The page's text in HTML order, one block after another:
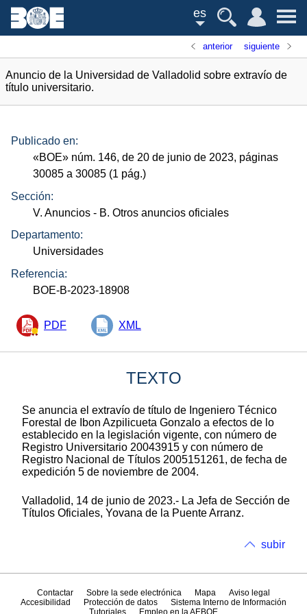
es
anterior siguiente
Anuncio de la Universidad de Valladolid sobre extravío de
título universitario.
Publicado en:
«BOE» núm. 146, de 20 de junio de 2023, páginas
30085 a 30085 (1 pág.)
Sección:
V. Anuncios - B. Otros anuncios oficiales
Departamento:
Universidades
Referencia:
BOE-B-2023-18908
PDF XML
TEXTO
Se anuncia el extravío de título de Ingeniero Técnico
Forestal de Ibon Azpilicueta Gonzalo a efectos de lo
establecido en la legislación vigente, con número de
Registro Universitario 20043915 y con número de
Registro Nacional de Títulos 2005151261, de fecha de
expedición 5 de noviembre de 2004.
Valladolid, 14 de junio de 2023.- La Jefa de Sección de
Títulos Oficiales, Yovana de la Puente Arranz.
subir
Contactar Sobre la sede electrónica Mapa
Aviso legal
Accesibilidad
Protección de datos
Sistema Interno de Información